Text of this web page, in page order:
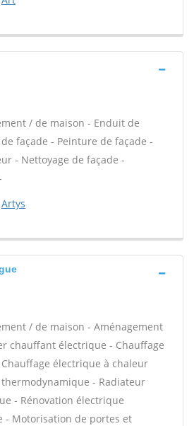
/ de maison - Enduit de
façade - Peinture de façade -
- Nettoyage de façade -
Artys
/ de maison - Aménagement
chauffant électrique - Chauffage
électrique à chaleur
- Radiateur
- Rénovation électrique
- Motorisation de portes et